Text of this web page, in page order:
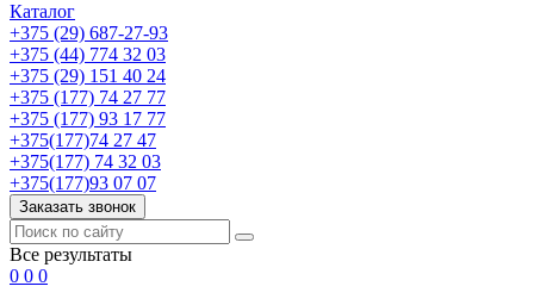
Каталог
+375 (29) 687-27-93
+375 (44) 774 32 03
+375 (29) 151 40 24
+375 (177) 74 27 77
+375 (177) 93 17 77
+375(177)74 27 47
+375(177) 74 32 03
+375(177)93 07 07
Заказать звонок
Все результаты
0 0 0